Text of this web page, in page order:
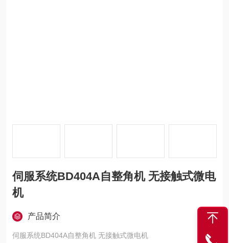
伺服系统BD404A自整角机 无接触式微电
机
产品简介
伺服系统BD404A自整角机 无接触式微电机